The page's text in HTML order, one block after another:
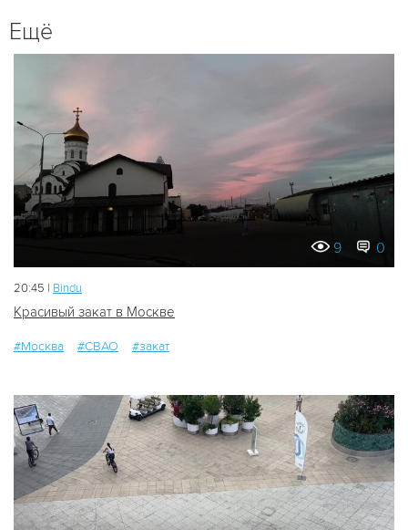
Ещё
9 0
20:45 | Bindu
Красивый закат в Москве
#Москва #СВАО #закат